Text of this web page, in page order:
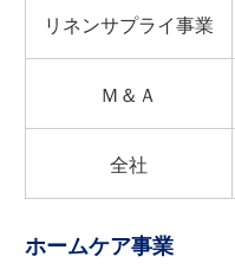
リネンサプライ事業
Ｍ＆Ａ
全社
ホームケア事業